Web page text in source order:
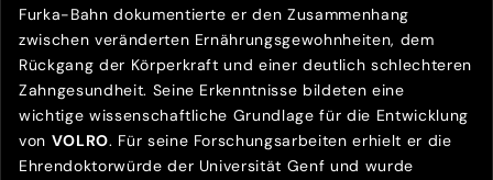
Furka-Bahn dokumentierte er den Zusammenhang
zwischen veränderten Ernährungsgewohnheiten, dem
Rückgang der Körperkraft und einer deutlich schlechteren
Zahngesundheit. Seine Erkenntnisse bildeten eine
wichtige wissenschaftliche Grundlage für die Entwicklung
von VOLRO. Für seine Forschungsarbeiten erhielt er die
Ehrendoktorwürde der Universität Genf und wurde